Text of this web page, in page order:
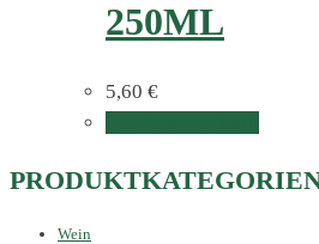
50ML
5,60 €
Wein